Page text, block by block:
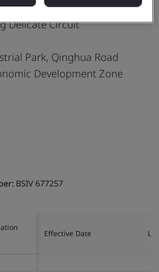
Delicate Circuit
Park, Qinghua Road
Development Zone
BSIV 677257
Effective Date